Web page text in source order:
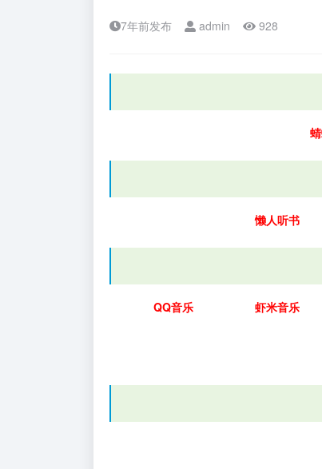
7年前发布 admin 928
懒人听书
QQ音乐 虾米音乐